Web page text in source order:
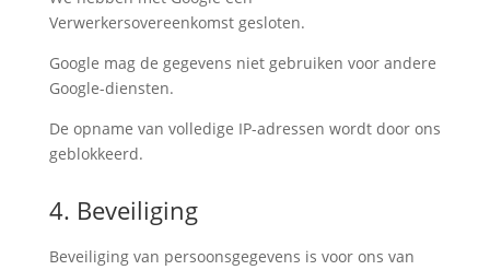
Verwerkersovereenkomst gesloten.
Google mag de gegevens niet gebruiken voor andere
Google-diensten.
De opname van volledige IP-adressen wordt door ons
geblokkeerd.
4. Beveiliging
Beveiliging van persoonsgegevens is voor ons van